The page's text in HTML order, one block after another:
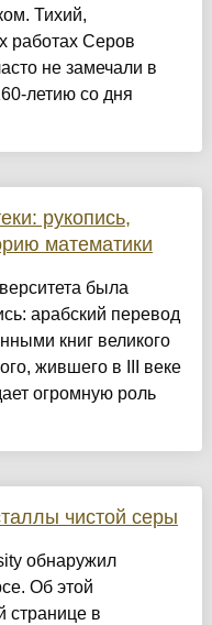
Тихий,
работах Серов
не замечали в
летию со дня
рукопись,
математики
была
арабский перевод
книг великого
жившего в III веке
огромную роль
чистой серы
обнаружил
Об этой
странице в